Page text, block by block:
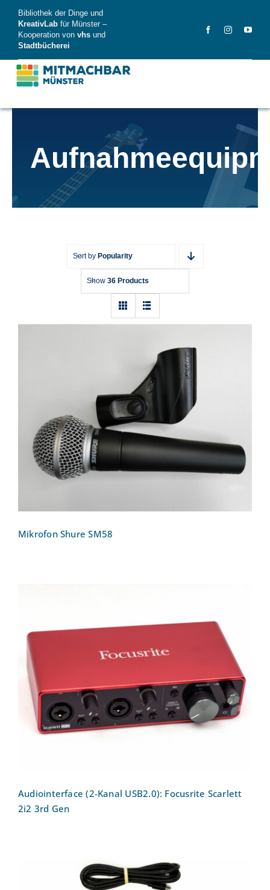
content
Bibliothek der Dinge und
KreativLab für Münster –
Kooperation von vhs und
Stadtbücherei
Dinge
News
Sort by Popularity
Show 36 Products
Mikrofon Shure SM58
Mikrofon Shure SM58
Focusrite Scarlett 2i2 3rd Gen
Audiointerface (2-Kanal USB2.0): Focusrite Scarlett
2i2 3rd Gen